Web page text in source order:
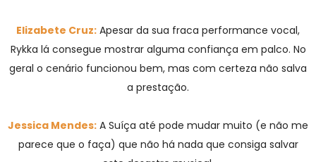
Elizabete Cruz: Apesar da sua fraca performance vocal,
Rykka lá consegue mostrar alguma confiança em palco. No
geral o cenário funcionou bem, mas com certeza não salva
a prestação.
Jessica Mendes: A Suíça até pode mudar muito (e não me
parece que o faça) que não há nada que consiga salvar